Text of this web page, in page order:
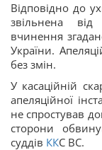
Відповідно до
звільнена від
вчинення
України.
без змін.
У касаційній
апеляційної
не спростував
сторони
суддів ККС ВС.